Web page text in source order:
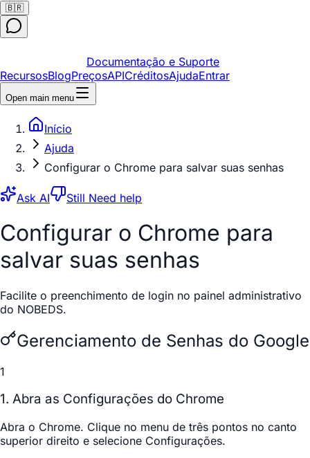
🇧🇷
Documentação e Suporte
RecursosBlogPreçosAPICréditosAjudaEntrar
Open main menu
Início
Ajuda
Configurar o Chrome para salvar suas senhas
Ask AI Still Need help
Configurar o Chrome para
salvar suas senhas
Facilite o preenchimento de login no painel administrativo
do NOBEDS.
Gerenciamento de Senhas do Google
1
1. Abra as Configurações do Chrome
Abra o Chrome. Clique no menu de três pontos no canto
superior direito e selecione Configurações.